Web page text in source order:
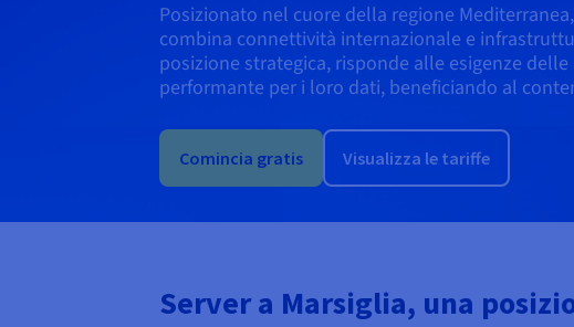
Posizionato nel cuore della regione
combina connettività internazionale e
posizione strategica, risponde alle esigenze
performante per i loro dati, beneficiando al
Comincia gratis Visualizza le tariffe
Server a Marsiglia, una